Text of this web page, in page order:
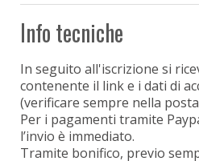
Info tecniche
In seguito all'iscrizione si
contenente il link e i dati di
(verificare sempre nella
Per i pagamenti tramite
l’invio è immediato.
Tramite bonifico, previo